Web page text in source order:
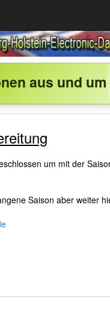
aus und
um mit der
Saison aber weiter